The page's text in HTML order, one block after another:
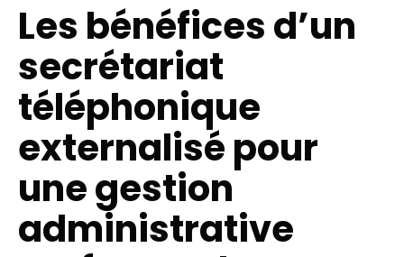
Les bénéfices d’un
secrétariat
téléphonique
externalisé pour
une gestion
administrative